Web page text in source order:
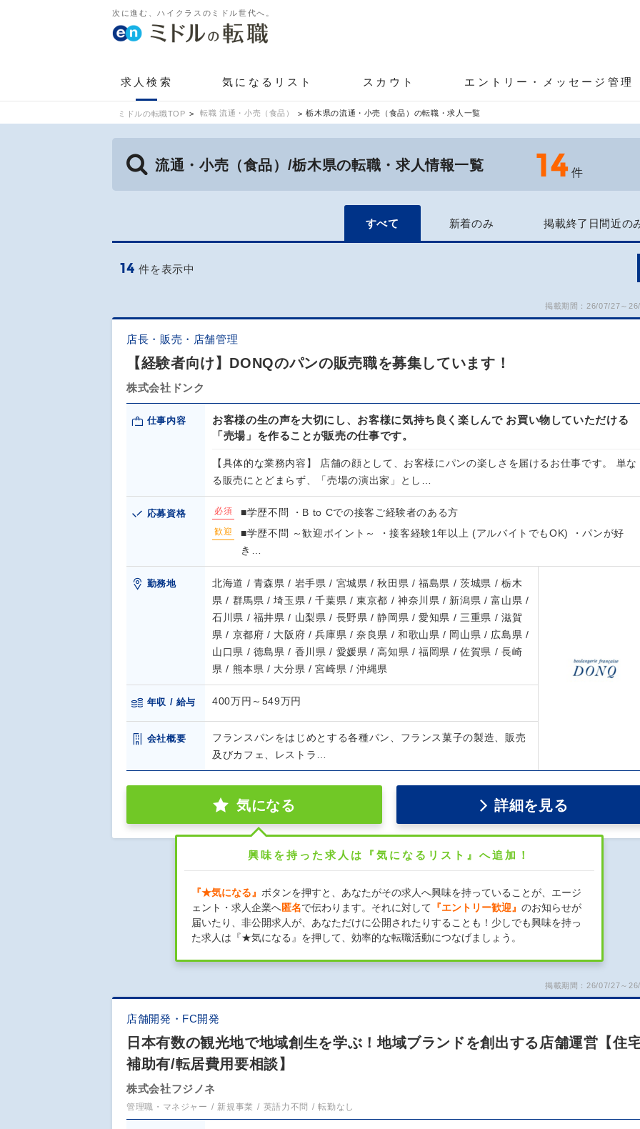
次に進む、ハイクラスのミドル世代へ。
求人検索 気になるリスト スカウト エントリー・メッセージ管理
ミドルの転職TOP 転職 流通・小売（食品） 栃木県の流通・小売（食品）の転職・求人一覧
流通・小売（食品）/栃木県の転職・求人情報一覧 14 件
すべて 新着のみ 掲載終了日間近の
14 件を表示中
掲載期間：26/07/27～
店長・販売・店舗管理
【経験者向け】DONQのパンの販売職を募集しています！
株式会社ドンク
仕事内容
お客様の生の声を大切にし、お客様に気持ち良く楽しんで お買い物していただける
「売場」を作ることが販売の仕事です。
【具体的な業務内容】 店舗の顔として、お客様にパンの楽しさを届けるお仕事です。 単な
る販売にとどまらず、「売場の演出家」とし…
応募資格 必須 ■学歴不問 ・B to Cでの接客ご経験者のある方
歓迎
■学歴不問 ～歓迎ポイント～ ・接客経験1年以上 (アルバイトでもOK) ・パンが好
き…
勤務地
北海道 / 青森県 / 岩手県 / 宮城県 / 秋田県 / 福島県 / 茨城県 / 栃木
県 / 群馬県 / 埼玉県 / 千葉県 / 東京都 / 神奈川県 / 新潟県 / 富山県 /
石川県 / 福井県 / 山梨県 / 長野県 / 静岡県 / 愛知県 / 三重県 / 滋賀
県 / 京都府 / 大阪府 / 兵庫県 / 奈良県 / 和歌山県 / 岡山県 / 広島県 /
山口県 / 徳島県 / 香川県 / 愛媛県 / 高知県 / 福岡県 / 佐賀県 / 長崎
県 / 熊本県 / 大分県 / 宮崎県 / 沖縄県
年収 / 給与 400万円～549万円
会社概要
フランスパンをはじめとする各種パン、フランス菓子の製造、販売
及びカフェ、レストラ…
気になる 詳細を見る
興味を持った求人は『気になるリスト』へ追加！
『★気になる』 ボタンを押すと、あなたがその求人へ興味を持っていることが、エージ
ェント・求人企業へ匿名で伝わります。それに対して 『エントリー歓迎』 のお知らせが
届いたり、非公開求人が、あなただけに公開されたりすることも！少しでも興味を持っ
た求人は『★気になる』を押して、効率的な転職活動につなげましょう。
掲載期間：26/07/27～
店舗開発・FC開発
日本有数の観光地で地域創生を学ぶ！地域ブランドを創出する店舗運営【住
補助有/転居費用要相談】
株式会社フジノネ
管理職・マネジャー 新規事業 英語力不問 転勤なし